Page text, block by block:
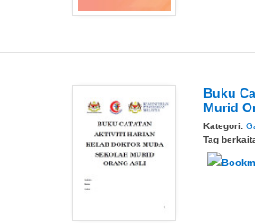
Buku
Murid
Kategori:
Tag